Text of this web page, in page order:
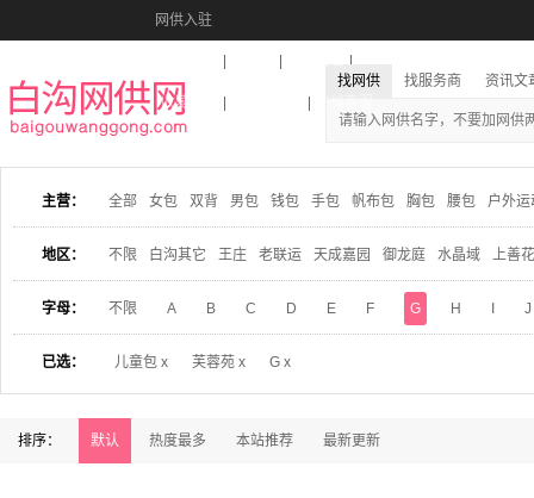
网供入驻
收藏本站
找网供 找服务商 资讯文
主营： 全部 女包 双背 男包 钱包 手包 帆布包 胸包 腰包 户外运
地区： 不限 白沟其它 王庄 老联运 天成嘉园 御龙庭 水晶域 上善
字母： 不限 A B C D E F G H J
已选： 儿童包 x 芙蓉苑 x G x
排序： 默认 热度最多 本站推荐 最新更新